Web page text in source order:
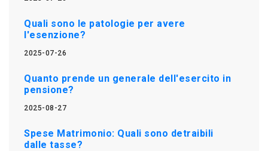
Quali sono le patologie per avere
l'esenzione?
2025-07-26
Quanto prende un generale dell'esercito in
pensione?
2025-08-27
Spese Matrimonio: Quali sono detraibili
dalle tasse?